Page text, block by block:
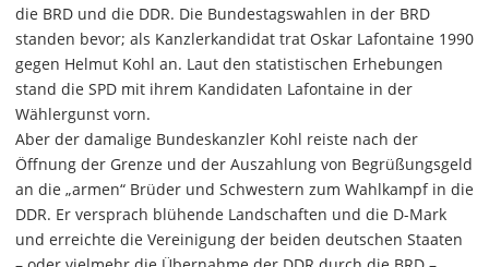
die BRD und die DDR. Die Bundestagswahlen in der BRD
standen bevor; als Kanzlerkandidat trat Oskar Lafontaine 1990
gegen Helmut Kohl an. Laut den statistischen Erhebungen
stand die SPD mit ihrem Kandidaten Lafontaine in der
Wählergunst vorn.
Aber der damalige Bundeskanzler Kohl reiste nach der
Öffnung der Grenze und der Auszahlung von Begrüßungsgeld
an die „armen“ Brüder und Schwestern zum Wahlkampf in die
DDR. Er versprach blühende Landschaften und die D-Mark
und erreichte die Vereinigung der beiden deutschen Staaten